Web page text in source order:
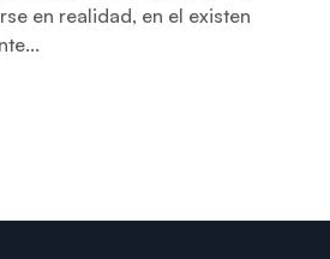
en realidad, en el existen